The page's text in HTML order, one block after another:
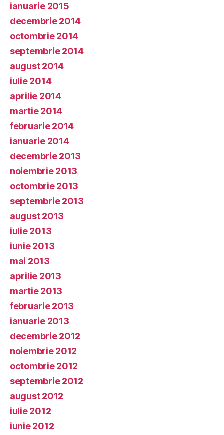
ianuarie 2015
decembrie 2014
octombrie 2014
septembrie 2014
august 2014
iulie 2014
aprilie 2014
martie 2014
februarie 2014
ianuarie 2014
decembrie 2013
noiembrie 2013
octombrie 2013
septembrie 2013
august 2013
iulie 2013
iunie 2013
mai 2013
aprilie 2013
martie 2013
februarie 2013
ianuarie 2013
decembrie 2012
noiembrie 2012
octombrie 2012
septembrie 2012
august 2012
iulie 2012
iunie 2012